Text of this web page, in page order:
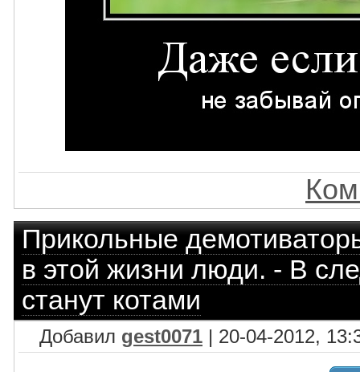
Прикольные
в этой жизни люди. - В
станут котами
Добавил gest0071 | 20-04-2012,